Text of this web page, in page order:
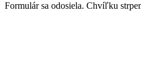
Formulár sa odosiela. Chvíľku